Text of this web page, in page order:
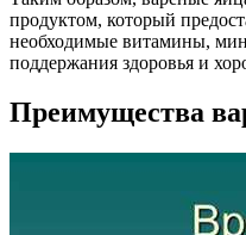
продуктом, который
необходимые витамины,
поддержания здоровья и
Преимущества